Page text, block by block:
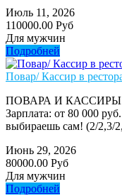
Июль 11, 2026
110000.00 Руб
Для мужчин
Подробней
Повар/ Кассир в
ПОВАРА И КАССИРЫ
Зарплата: от 80 000
выбираешь сам! (2/2,3/
Июнь 29, 2026
80000.00 Руб
Для мужчин
Подробней